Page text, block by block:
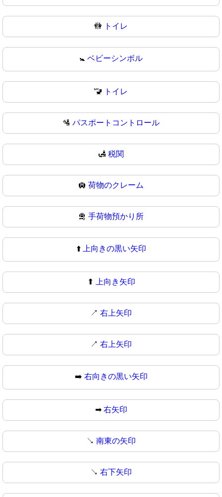
🚻 トイレ
🚼 ベビーシンボル
🚾 トイレ
🛂 パスポートコントロール
🛃 税関
🛄 荷物のクレーム
🛅 手荷物預かり所
⬆️ 上向きの黒い矢印
⬆ 上向き矢印
↗️ 右上矢印
↗ 右上矢印
➡️ 右向きの黒い矢印
➡ 右矢印
↘️ 南東の矢印
↘ 右下矢印